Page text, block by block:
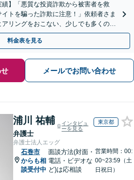
績】「悪質な投資詐欺から被害者を救
トを騙った詐欺に注意！」依頼者さま
リングをおこない、少しでも多くの返
！
料金表を見る
メールでお問い合わせ
浦川 祐輔
弁護士
インタビュ
ーを見る
東京都
弁護士法人エッグ
石巻市
からも相
談受付中
面談方法(対面・
電話・ビデオな
ど)は応相談
営業時間：00:
00~23:59（土
日祝日）